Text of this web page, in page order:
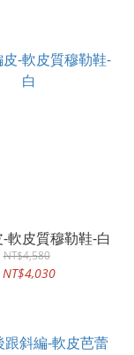
軟皮質穆勒鞋-白
NT$4,580
NT$4,030